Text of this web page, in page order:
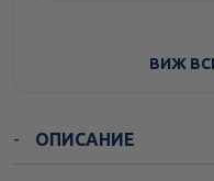
ВИЖ
ОПИСАНИЕ